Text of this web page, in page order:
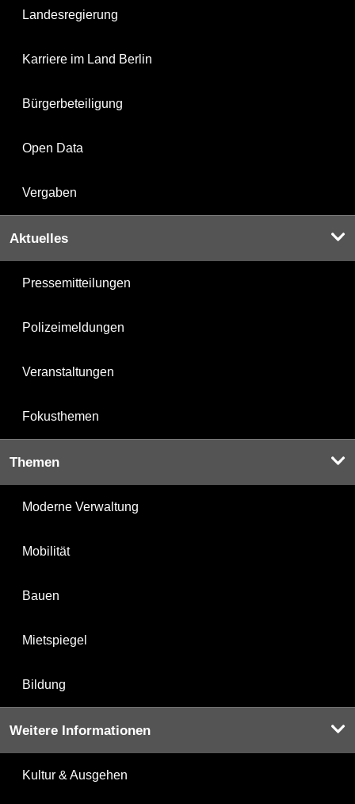
Landesregierung
Karriere im Land Berlin
Bürgerbeteiligung
Open Data
Vergaben
Aktuelles
Pressemitteilungen
Polizeimeldungen
Veranstaltungen
Fokusthemen
Themen
Moderne Verwaltung
Mobilität
Bauen
Mietspiegel
Bildung
Weitere Informationen
Kultur & Ausgehen